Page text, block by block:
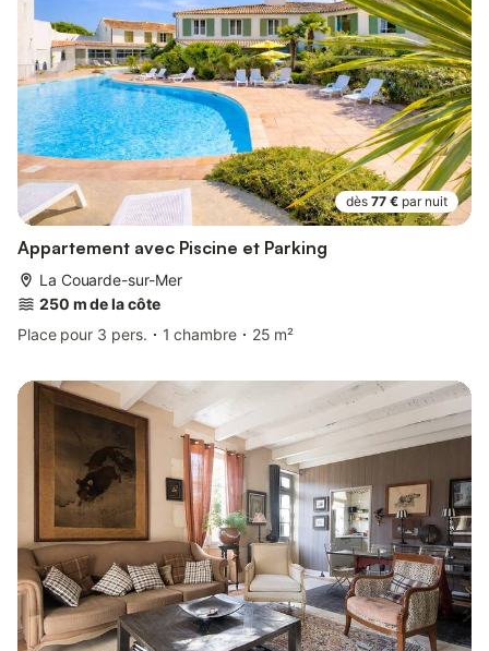
dès 77 € par nuit
Appartement avec Piscine et Parking
La Couarde-sur-Mer
250 m de la côte
Place pour 3 pers.
1 chambre 25 m²